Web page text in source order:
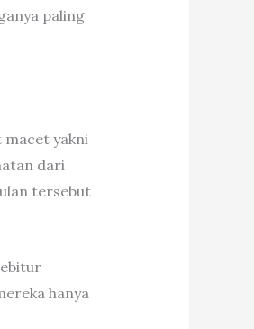
paling
yakni
dari
tersebut
hanya